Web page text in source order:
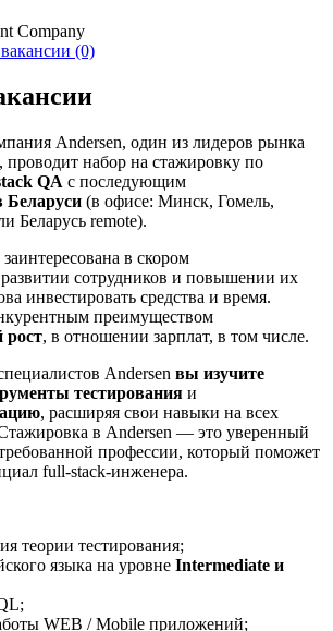
Company
(0)
Andersen, один из лидеров рынка
проводит набор на стажировку по
QA с последующим
Беларуси (в офисе: Минск, Гомель,
Беларусь remote).
в скором
сотрудников и повышении их
инвестировать средства и время.
преимуществом
, в отношении зарплат, в том числе.
Andersen вы изучите
тестирования и
, расширяя свои навыки на всех
в Andersen — это уверенный
профессии, который поможет
full‑stack‑инженера.
теории тестирования;
языка на уровне Intermediate и
WEB / Mobile приложений;